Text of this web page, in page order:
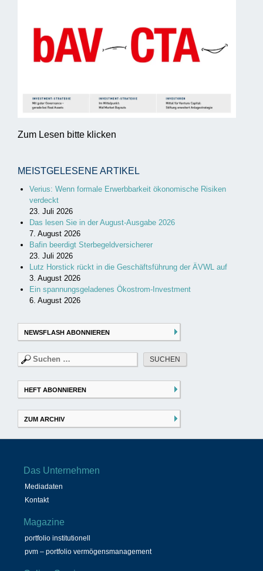
Zum Lesen bitte klicken
MEISTGELESENE ARTIKEL
Verius: Wenn formale Erwerbbarkeit ökonomische Risiken
verdeckt
23. Juli 2026
Das lesen Sie in der August-Ausgabe 2026
7. August 2026
Bafin beerdigt Sterbegeldversicherer
23. Juli 2026
Lutz Horstick rückt in die Geschäftsführung der ÄVWL auf
3. August 2026
Ein spannungsgeladenes Ökostrom-Investment
6. August 2026
NEWSFLASH ABONNIEREN
Suchen
nach:
HEFT ABONNIEREN
ZUM ARCHIV
Das Unternehmen
Mediadaten
Kontakt
Magazine
portfolio institutionell
pvm – portfolio vermögensmanagement